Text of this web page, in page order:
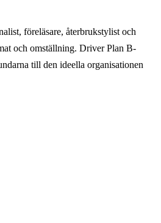
föreläsare, återbrukstylist och
och omställning. Driver Plan B-
till den ideella organisationen